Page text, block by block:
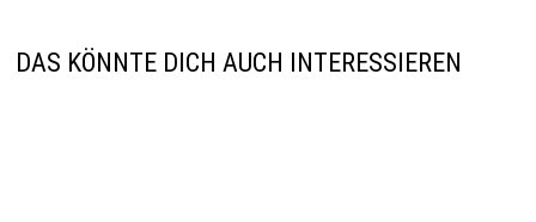
DAS KÖNNTE DICH AUCH INTERESSIEREN